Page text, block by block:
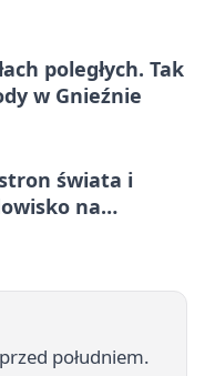
poległych. Tak
w Gnieźnie
świata i
na
południem.